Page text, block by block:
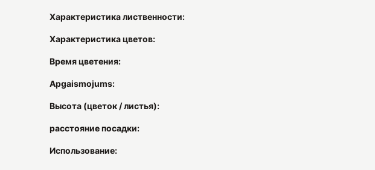
Характеристика лиственности:
Характеристика цветов:
Время цветения:
Apgaismojums:
Высота (цветок / листья):
расстояние посадки:
Использование: